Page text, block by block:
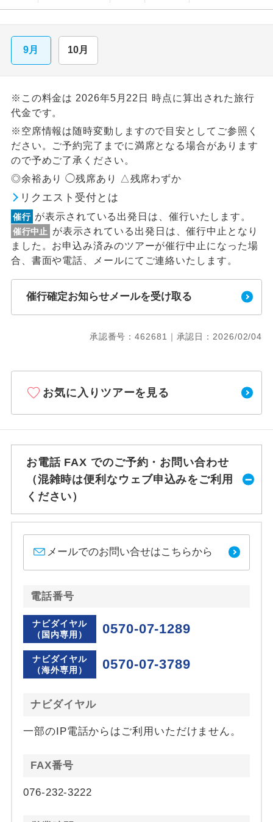
9月 10月
※この料金は 2026年5月22日 時点に算出された旅行
代金です。
※空席情報は随時変動しますので目安としてご参照く
ださい。ご予約完了までに満席となる場合があります
ので予めご了承ください。
◎余裕あり ◯残席あり △残席わずか
リクエスト受付とは
催行 が表示されている出発日は、催行いたします。
催行中止
が表示されている出発日は、催行中止となり
ました。お申込み済みのツアーが催行中止になった場
合、書面や電話、メールにてご連絡いたします。
催行確定お知らせメールを受け取る
承認番号：462681｜承認日：2026/02/04
お気に入りツアーを見る
お電話 FAX でのご予約・お問い合わせ
（混雑時は便利なウェブ申込みをご利用
ください）
メールでのお問い合せはこちらから
電話番号
ナビダイヤル
（国内専用）
0570-07-1289
ナビダイヤル
（海外専用）
0570-07-3789
ナビダイヤル
一部のIP電話からはご利用いただけません。
FAX番号
076-232-3222